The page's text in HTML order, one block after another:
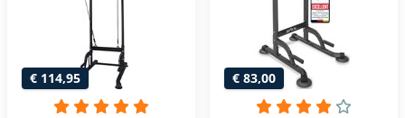
€ 114,95 € 83,00